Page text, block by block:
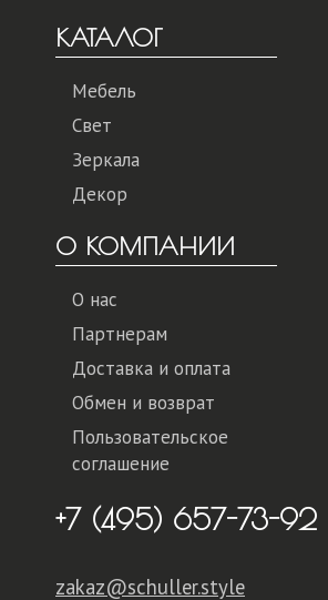
КАТАЛОГ
Мебель
Свет
Зеркала
Декор
О КОМПАНИИ
О нас
Партнерам
Доставка и оплата
Обмен и возврат
Пользовательское
соглашение
+7 (495) 657-73-92
zakaz@schuller.style